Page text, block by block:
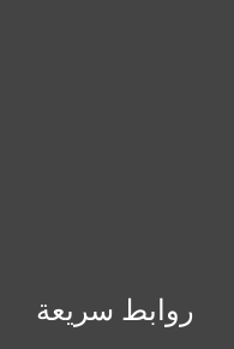
روابط سريعة